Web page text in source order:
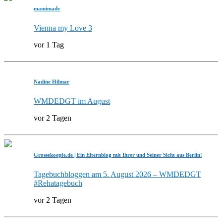
mamimade
Vienna my Love 3
vor 1 Tag
Nadine Hilmar
WMDEDGT im August
vor 2 Tagen
Grossekoepfe.de | Ein Elternblog mit Ihrer und Seiner Sicht aus Berlin!
Tagebuchbloggen am 5. August 2026 – WMDEDGT
#Rehatagebuch
vor 2 Tagen